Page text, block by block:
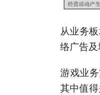
从业务
络广告
游戏业
其中值